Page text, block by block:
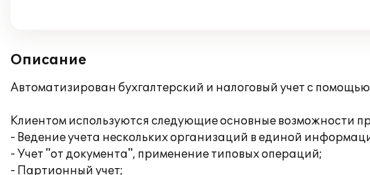
Описание
Автоматизирован бухгалтерский и налоговый учет с
Клиентом используются следующие основные возможности
- Ведение учета нескольких организаций в единой
- Учет "от документа", применение типовых операций;
- Партионный учет;